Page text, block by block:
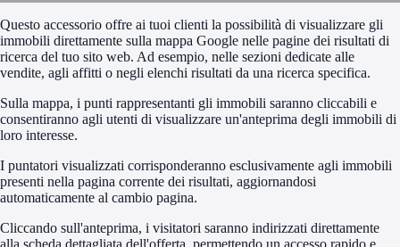
Questo accessorio offre ai tuoi clienti la possibilità di visualizzare gli
immobili direttamente sulla mappa Google nelle pagine dei risultati di
ricerca del tuo sito web. Ad esempio, nelle sezioni dedicate alle
vendite, agli affitti o negli elenchi risultati da una ricerca specifica.
Sulla mappa, i punti rappresentanti gli immobili saranno cliccabili e
consentiranno agli utenti di visualizzare un'anteprima degli immobili di
loro interesse.
I puntatori visualizzati corrisponderanno esclusivamente agli immobili
presenti nella pagina corrente dei risultati, aggiornandosi
automaticamente al cambio pagina.
Cliccando sull'anteprima, i visitatori saranno indirizzati direttamente